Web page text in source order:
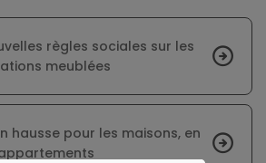
règles sociales sur les
meublées
hausse pour les maisons, en